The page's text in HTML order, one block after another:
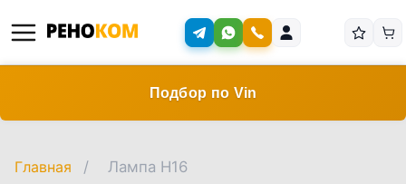
Подбор по Vin
Главная / Лампа H16